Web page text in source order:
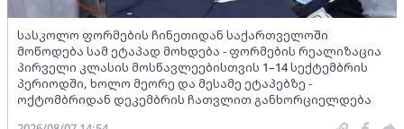
სასკოლო ფორმების ჩინეთიდან საქართველოში
მოწოდება სამ ეტაპად მოხდება - ფორმების რეალიზაცია
პირველი კლასის მოსწავლეებისთვის 1–14 სექტემბრის
პერიოდში, ხოლო მეორე და მესამე ეტაპებზე -
ოქტომბრიდან დეკემბრის ჩათვლით განხორციელდება